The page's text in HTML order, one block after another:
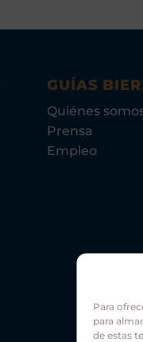
Para
para
de estas
GUÍAS
Quiénes
Prensa
Empleo